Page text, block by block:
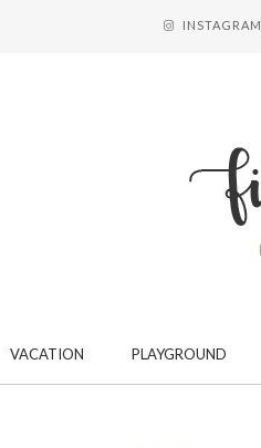
INSTAGRAM
VACATION PLAYGROUND